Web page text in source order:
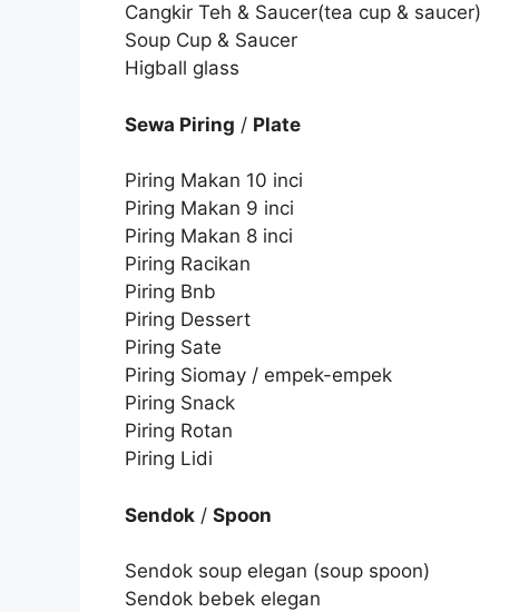
Cangkir Teh & Saucer(tea cup & saucer)
Soup Cup & Saucer
Higball glass
Sewa Piring / Plate
Piring Makan 10 inci
Piring Makan 9 inci
Piring Makan 8 inci
Piring Racikan
Piring Bnb
Piring Dessert
Piring Sate
Piring Siomay / empek-empek
Piring Snack
Piring Rotan
Piring Lidi
Sendok / Spoon
Sendok soup elegan (soup spoon)
Sendok bebek elegan